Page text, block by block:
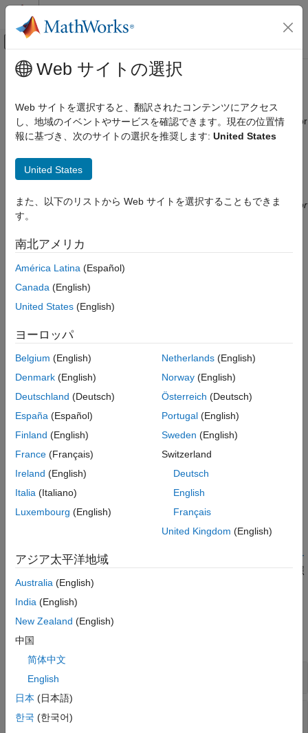
コンテンツへスキップ
オフキャンバス ナビゲーション メ
ドキュメンテーションのホーム
コード検証
Polyspace Bug Finder
Polyspace Bug Finder の結果
MISRA C:2023 命令およびルール
項目一覧
説明
例
チェック情報
参考
メインコンテンツ
MISRA C:2023 Rule 20.3
The #include directive shall be followed by either a <filename> or
"filename" sequence
このページをすべて展開する
説明
The #include directive shall be followed by either a <filename> or
"filename" sequence
根拠
このルールはマクロの置換後にのみ適用されます。
one of the following forms:
#include <filename>
Polyspace実装
#include命令の後に または"filename"が指定されてい
ない場合、Polyspace
はこのルールの違反を報告します。ここ
<file>は、有効なヘッダー ファイルです。
" filename は、ファイルの名前またはファイルのパスです。
ルール違反を想定していてもその違反が表示されない場合、
コー
ディング規約違反が想定どおりに表示されない理由の診断を参照
します。
例
すべて展開する
準拠している
#include
ていない
Web サイトの選択
Web サイトを選択すると、翻訳されたコンテンツにアクセス
し、地域のイベントやサービスを確認できます。現在の位置情
報に基づき、次のサイトの選択を推奨します: United States
United States
また、以下のリストから Web サイトを選択することもできま
す。
南北アメリカ
América Latina (Español)
Canada (English)
United States (English)
ヨーロッパ
Belgium (English)
Denmark (English)
Deutschland (Deutsch)
España (Español)
Finland (English)
France (Français)
Ireland (English)
Italia (Italiano)
Luxembourg (English)
Netherlands(English)
Norway(English)
Österreich (Deutsch)
Portugal(English)
Sweden (English)
Switzerland
Deutsch
English
Français
United Kingdom (English)
アジア太平洋地域
Australia (English)
India (English)
New Zealand (English)
中国
简体中文
English
日本 (日本語)
한국 (한국어)